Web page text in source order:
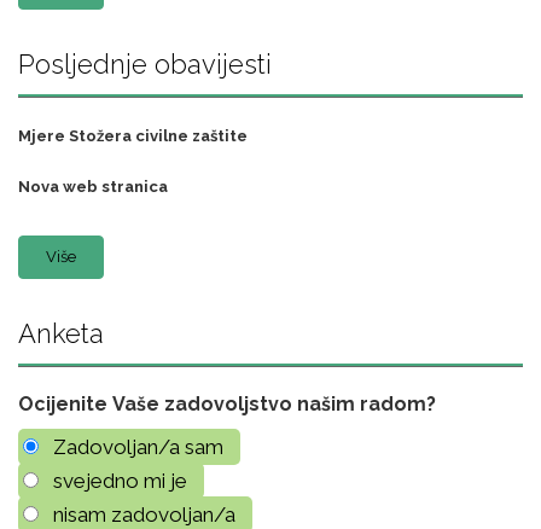
Posljednje obavijesti
Mjere Stožera civilne zaštite
Nova web stranica
Više
Anketa
Ocijenite Vaše zadovoljstvo našim radom?
Zadovoljan/a sam
svejedno mi je
nisam zadovoljan/a